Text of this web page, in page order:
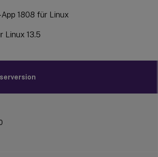
1808 für Linux
Linux 13.5